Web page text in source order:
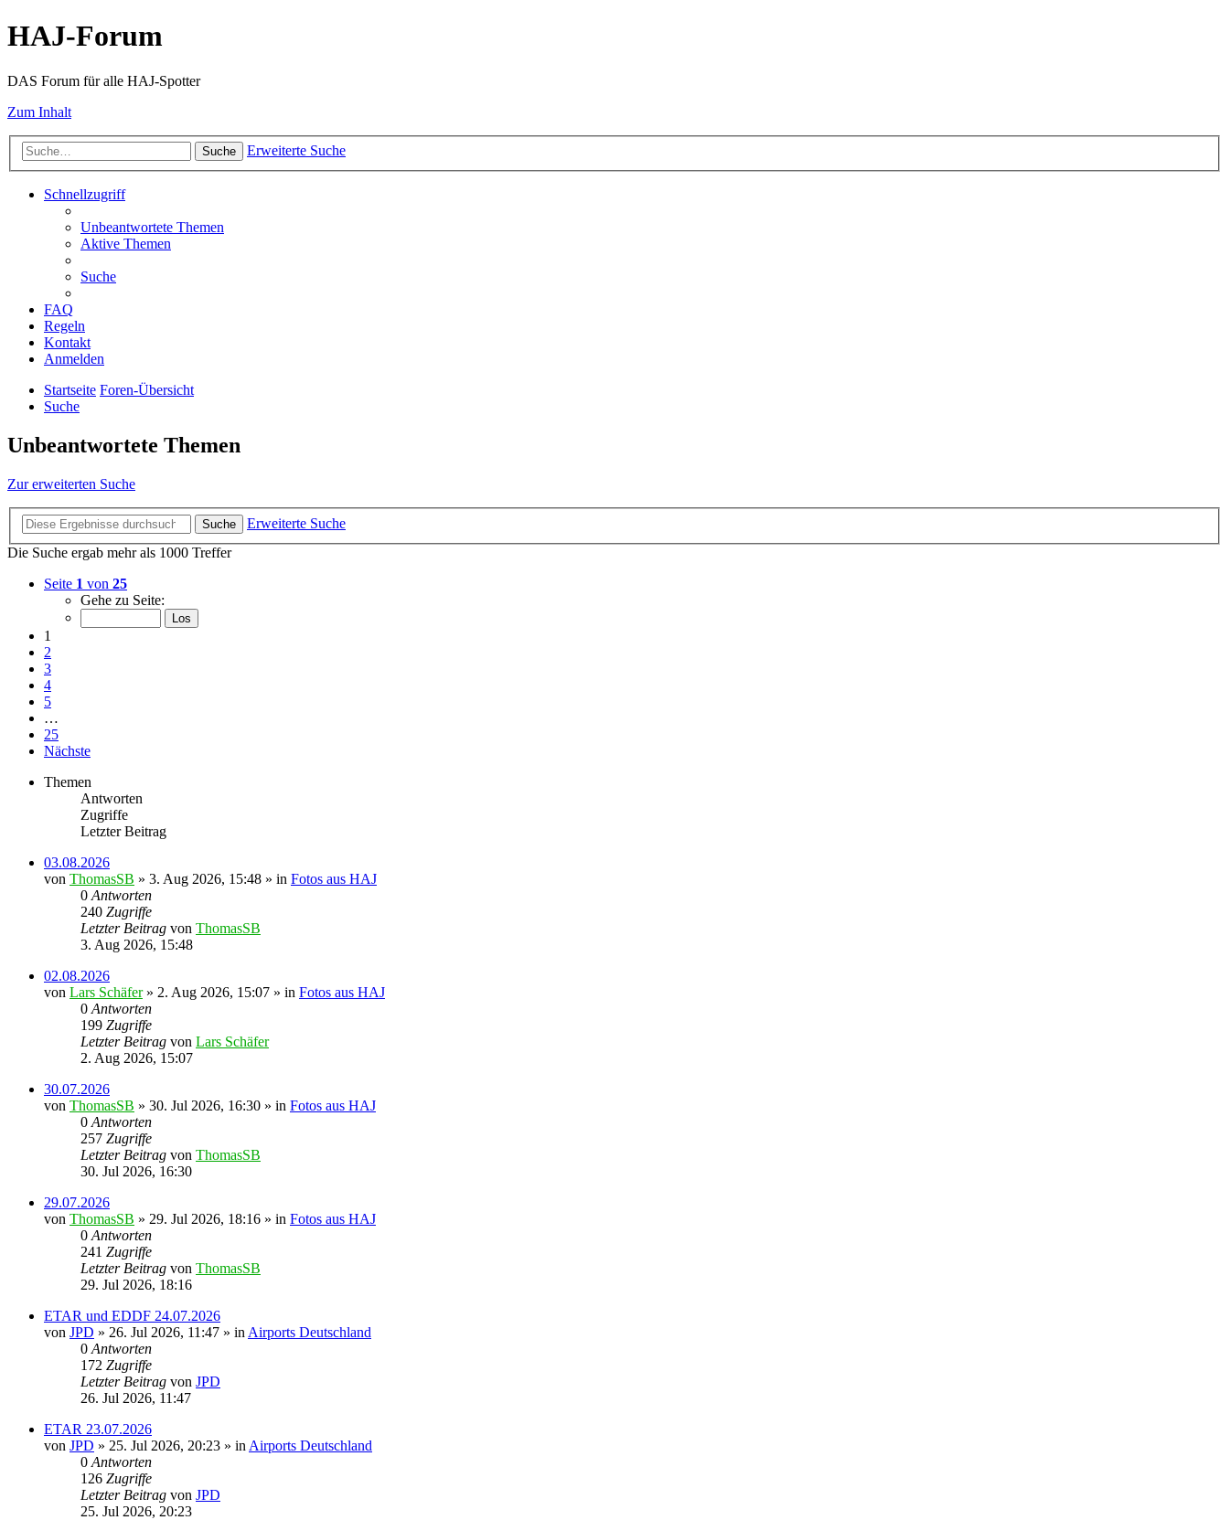
HAJ-Forum
DAS Forum für alle HAJ-Spotter
Zum Inhalt
Suche Erweiterte Suche
Schnellzugriff
Unbeantwortete Themen
Aktive Themen
Suche
FAQ
Regeln
Kontakt
Anmelden
Startseite Foren-Übersicht
Suche
Unbeantwortete Themen
Zur erweiterten Suche
Suche
Erweiterte Suche
Die Suche ergab mehr als 1000 Treffer
Seite 1 von 25
Gehe zu Seite:
1
2
3
4
5
…
25
Nächste
Themen
Antworten
Zugriffe
Letzter Beitrag
03.08.2026
von ThomasSB » 3. Aug 2026, 15:48 » in Fotos aus HAJ
0 Antworten
240 Zugriffe
Letzter Beitrag von ThomasSB
3. Aug 2026, 15:48
02.08.2026
von Lars Schäfer» 2. Aug 2026, 15:07 » in Fotos aus HAJ
0 Antworten
199 Zugriffe
Letzter Beitrag von Lars Schäfer
2. Aug 2026, 15:07
30.07.2026
von ThomasSB » 30. Jul 2026, 16:30 » in Fotos aus HAJ
0 Antworten
257 Zugriffe
Letzter Beitrag von ThomasSB
30. Jul 2026, 16:30
29.07.2026
von ThomasSB » 29. Jul 2026, 18:16 » in Fotos aus HAJ
0 Antworten
241 Zugriffe
Letzter Beitrag von ThomasSB
29. Jul 2026, 18:16
ETAR und EDDF 24.07.2026
von JPD » 26. Jul 2026, 11:47 » in Airports Deutschland
0 Antworten
172 Zugriffe
Letzter Beitrag von JPD
26. Jul 2026, 11:47
ETAR 23.07.2026
von JPD » 25. Jul 2026, 20:23 » in Airports Deutschland
0 Antworten
126 Zugriffe
Letzter Beitrag von JPD
25. Jul 2026, 20:23